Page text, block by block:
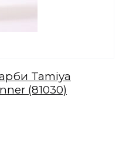
Tamiya
(81030)